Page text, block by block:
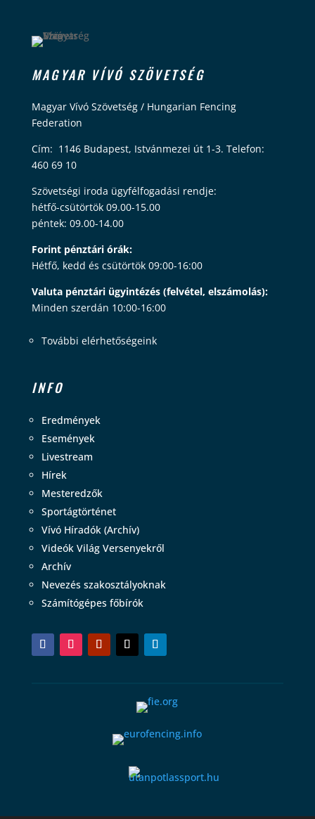
MAGYAR VÍVÓ SZÖVETSÉG
Magyar Vívó Szövetség / Hungarian Fencing
Federation
Cím: 1146 Budapest, Istvánmezei út 1-3. Telefon:
460 69 10
Szövetségi iroda ügyfélfogadási rendje:
hétfő-csütörtök 09.00-15.00
péntek: 09.00-14.00
Forint pénztári órák:
Hétfő, kedd és csütörtök 09:00-16:00
Valuta pénztári ügyintézés (felvétel, elszámolás):
Minden szerdán 10:00-16:00
További elérhetőségeink
INFO
Eredmények
Események
Livestream
Hírek
Mesteredzők
Sportágtörténet
Vívó Híradók (Archív)
Videók Világ Versenyekről
Archív
Nevezés szakosztályoknak
Számítógépes főbírók